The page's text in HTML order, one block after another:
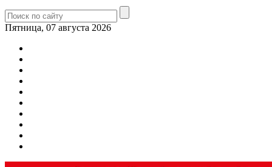
Пятница, 07 августа 2026